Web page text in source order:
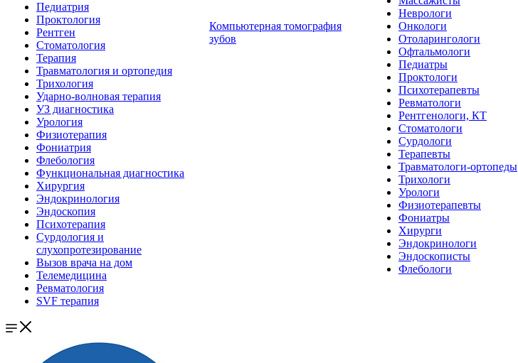
Педиатрия
Проктология
Рентген
Стоматология
Терапия
Травматология и ортопедия
Трихология
Ударно-волновая терапия
УЗ диагностика
Урология
Физиотерапия
Фониатрия
Флебология
Функциональная диагностика
Хирургия
Эндокринология
Эндоскопия
Психотерапия
Сурдология и
слухопротезирование
Вызов врача на дом
Телемедицина
Ревматология
SVF терапия
Компьютерная томография
зубов
Неврологи
Онкологи
Отоларингологи
Офтальмологи
Педиатры
Проктологи
Психотерапевты
Ревматологи
Рентгенологи, КТ
Стоматологи
Сурдологи
Терапевты
Травматологи-ортопеды
Трихологи
Урологи
Физиотерапевты
Фониатры
Хирурги
Эндокринологи
Эндоскописты
Флебологи